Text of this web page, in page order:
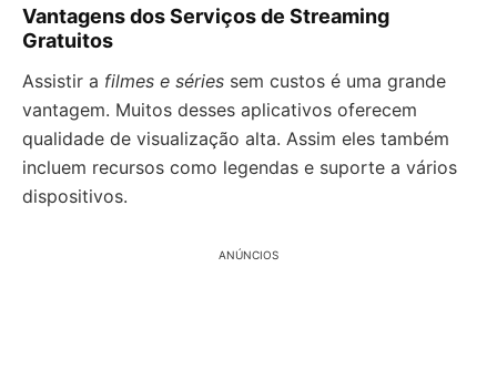
Vantagens dos Serviços de Streaming
Gratuitos
Assistir a filmes e séries sem custos é uma grande
vantagem. Muitos desses aplicativos oferecem
qualidade de visualização alta. Assim eles também
incluem recursos como legendas e suporte a vários
dispositivos.
ANÚNCIOS